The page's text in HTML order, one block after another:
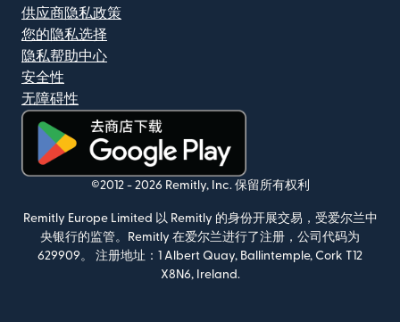
供应商隐私政策
您的隐私选择
隐私帮助中心
安全性
无障碍性
（在新窗口中打开）
©2012 - 2026 Remitly, Inc. 保留所有权利
Remitly Europe Limited 以 Remitly 的身份开展交易，受爱尔兰中
央银行的监管。Remitly 在爱尔兰进行了注册，公司代码为
629909。 注册地址：1 Albert Quay, Ballintemple, Cork T12
X8N6, Ireland.